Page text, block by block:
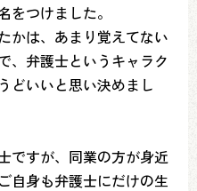
をつけました。
かは、あまり覚えてない
、弁護士というキャラク
どいいと思い決めまし
ですが、同業の方が身近
自身も弁護士にだけの生